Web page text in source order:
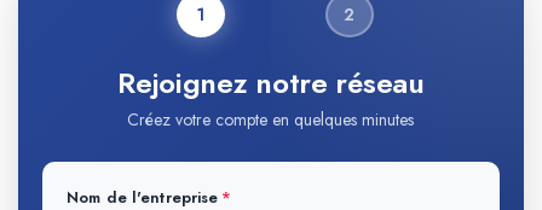
1 2
Rejoignez notre réseau
Créez votre compte en quelques minutes
Nom de l'entreprise